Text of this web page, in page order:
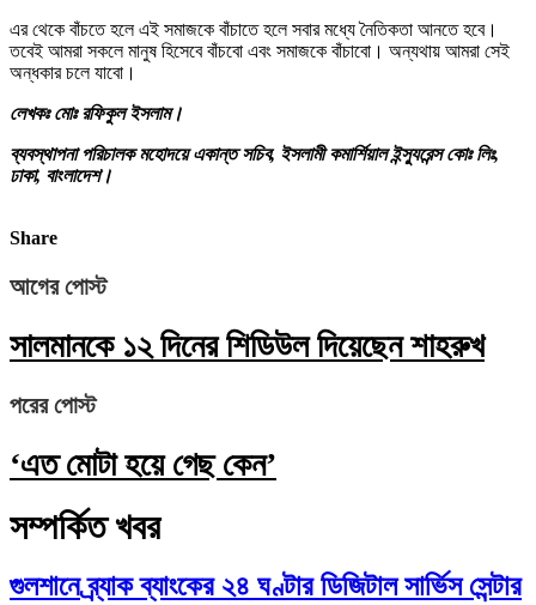
এর থেকে বাঁচতে হলে এই সমাজকে বাঁচাতে হলে সবার মধ্যে নৈতিকতা আনতে হবে।
তবেই আমরা সকলে মানুষ হিসেবে বাঁচবো এবং সমাজকে বাঁচাবো। অন্যথায় আমরা সেই
অন্ধকার চলে যাবো।
লেখকঃ মোঃ রফিকুল ইসলাম।
ব্যবস্থাপনা পরিচালক মহোদয়ে একান্ত সচিব, ইসলামী কমার্শিয়াল ইন্স্যুরেন্স কোঃ লিঃ,
ঢাকা, বাংলাদেশ।
Share
আগের পোস্ট
সালমানকে ১২ দিনের শিডিউল দিয়েছেন শাহরুখ
পরের পোস্ট
‘এত মোটা হয়ে গেছ কেন’
সম্পর্কিত খবর
গুলশানে ব্র্যাক ব্যাংকের ২৪ ঘণ্টার ডিজিটাল সার্ভিস সেন্টার